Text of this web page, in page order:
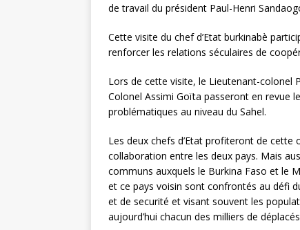
de travail du président Paul-Henri
Cette visite du chef d’Etat burkinabè
renforcer les relations séculaires de
Lors de cette visite, le Lieutenant-colonel
Colonel Assimi Goïta passeront en revue
problématiques au niveau du Sahel.
Les deux chefs d’Etat profiteront de
collaboration entre les deux pays. Mais
communs auxquels le Burkina Faso et le
et ce pays voisin sont confrontés au défi
et de securité et visant souvent les
aujourd’hui chacun des milliers de